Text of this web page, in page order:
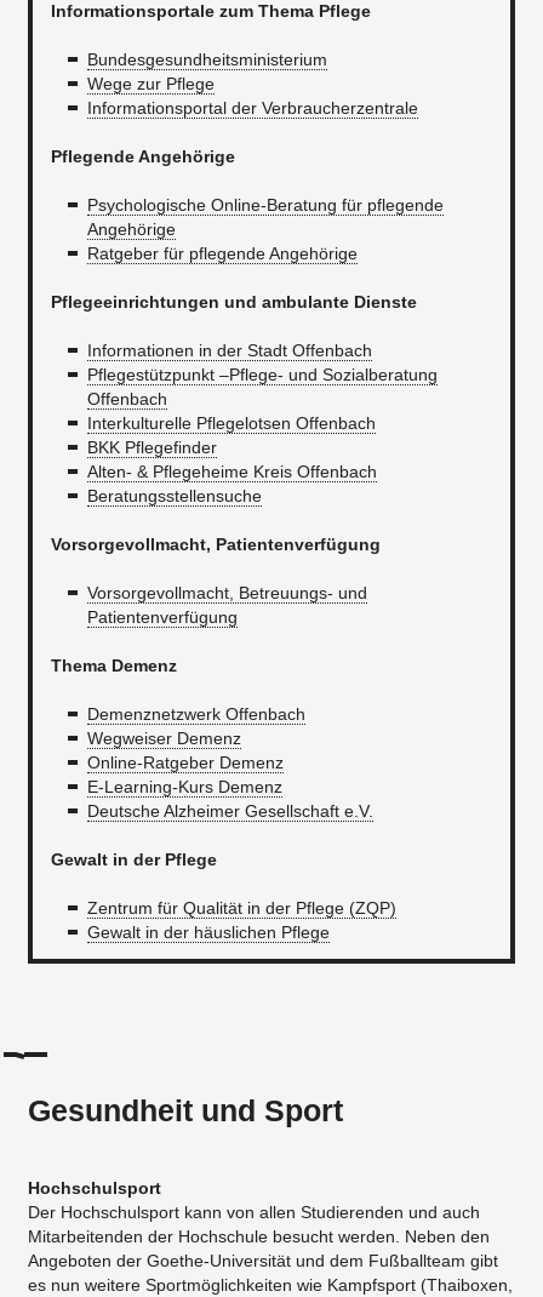
Informationsportale zum Thema Pflege
Bundesgesundheitsministerium
Wege zur Pflege
Informationsportal der Verbraucherzentrale
Pflegende Angehörige
Psychologische Online-Beratung für pflegende
Angehörige
Ratgeber für pflegende Angehörige
Pflegeeinrichtungen und ambulante Dienste
Informationen in der Stadt Offenbach
Pflegestützpunkt –Pflege- und Sozialberatung
Offenbach
Interkulturelle Pflegelotsen Offenbach
BKK Pflegefinder
Alten- & Pflegeheime Kreis Offenbach
Beratungsstellensuche
Vorsorgevollmacht, Patientenverfügung
Vorsorgevollmacht, Betreuungs- und
Patientenverfügung
Thema Demenz
Demenznetzwerk Offenbach​
Wegweiser Demenz
Online-Ratgeber Demenz
E-Learning-Kurs Demenz
Deutsche Alzheimer Gesellschaft e.V.
Gewalt in der Pflege
Zentrum für Qualität in der Pflege (ZQP)
Gewalt in der häuslichen Pflege
Gesundheit und Sport
Hochschulsport
Der Hochschulsport kann von allen Studierenden und auch
Mitarbeitenden der Hochschule besucht werden. Neben den
Angeboten der Goethe-Universität und dem Fußballteam gibt
es nun weitere Sportmöglichkeiten wie Kampfsport (Thaiboxen,